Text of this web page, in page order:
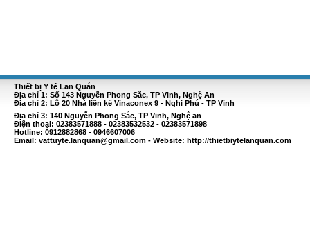
Thiết bị Y tế Lan Quán
Địa chỉ 1: Số 143 Nguyễn Phong Sắc, TP Vinh, Nghệ An
Địa chỉ 2: Lô 20 Nhà liền kề Vinaconex 9 - Nghi Phú - TP Vinh
Địa chỉ 3: 140 Nguyễn Phong Sắc, TP Vinh, Nghệ an
Điện thoại: 02383571888 - 02383532532 - 02383571898
Hotline: 0912882868 - 0946607006
Email: vattuyte.lanquan@gmail.com - Website: http://thietbiytelanquan.com